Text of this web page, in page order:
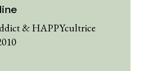
& HAPPYcultrice